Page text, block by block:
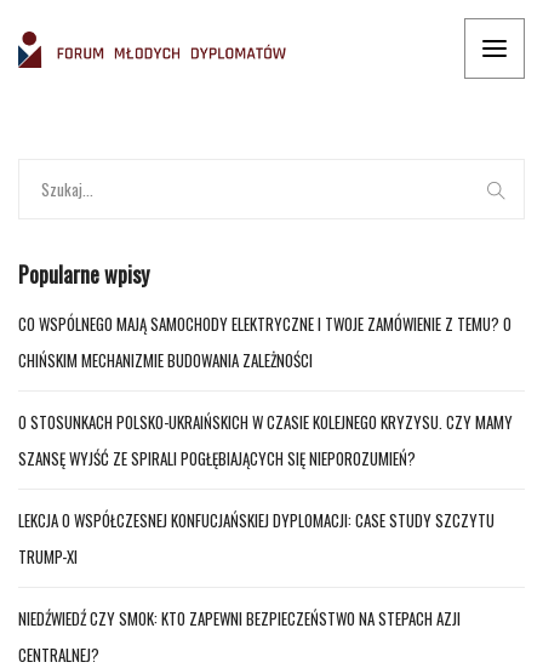
Popularne wpisy
CO WSPÓLNEGO MAJĄ SAMOCHODY ELEKTRYCZNE I TWOJE ZAMÓWIENIE Z TEMU? O
CHIŃSKIM MECHANIZMIE BUDOWANIA ZALEŻNOŚCI
O STOSUNKACH POLSKO-UKRAIŃSKICH W CZASIE KOLEJNEGO KRYZYSU. CZY MAMY
SZANSĘ WYJŚĆ ZE SPIRALI POGŁĘBIAJĄCYCH SIĘ NIEPOROZUMIEŃ?
LEKCJA O WSPÓŁCZESNEJ KONFUCJAŃSKIEJ DYPLOMACJI: CASE STUDY SZCZYTU
TRUMP-XI
NIEDŹWIEDŹ CZY SMOK: KTO ZAPEWNI BEZPIECZEŃSTWO NA STEPACH AZJI
CENTRALNEJ?